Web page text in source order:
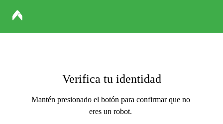
Verifica tu identidad
Mantén presionado el botón para confirmar que no
eres un robot.